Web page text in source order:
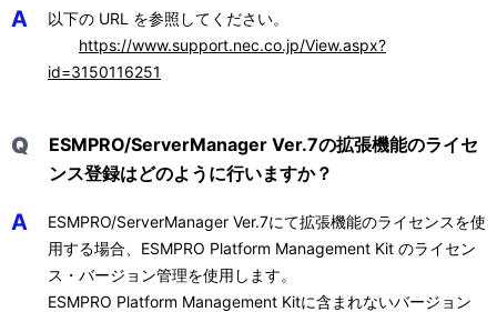
A
以下の URL を参照してください。
https://www.support.nec.co.jp/View.aspx?
id=3150116251
Q
ESMPRO/ServerManager Ver.7の拡張機能のライセ
ンス登録はどのように行いますか？
A
ESMPRO/ServerManager Ver.7にて拡張機能のライセンスを使
用する場合、ESMPRO Platform Management Kit のライセン
ス・バージョン管理を使用します。
ESMPRO Platform Management Kitに含まれないバージョン